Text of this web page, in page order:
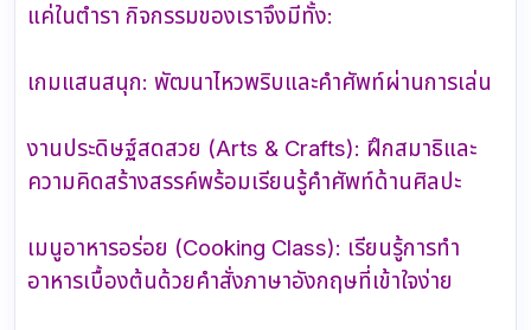
แค่ในตำรา กิจกรรมของเราจึงมีทั้ง:
เกมแสนสนุก: พัฒนาไหวพริบและคำศัพท์ผ่านการเล่น
งานประดิษฐ์สดสวย (Arts & Crafts): ฝึกสมาธิและ
ความคิดสร้างสรรค์พร้อมเรียนรู้คำศัพท์ด้านศิลปะ
เมนูอาหารอร่อย (Cooking Class): เรียนรู้การทำ
อาหารเบื้องต้นด้วยคำสั่งภาษาอังกฤษที่เข้าใจง่าย